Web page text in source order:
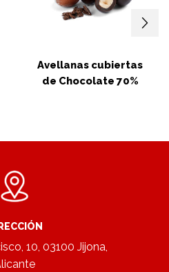
Avellanas cubiertas
de Chocolate 70%
10, 03100 Jijona,